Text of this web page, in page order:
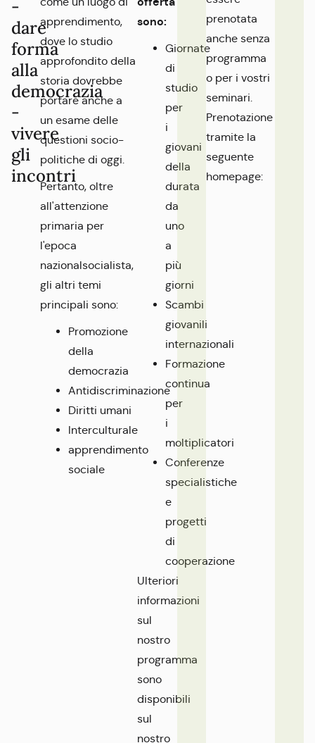
-
dare
forma
alla
democrazia
-
vivere
gli
incontri
apprendimento,
dove lo studio
approfondito della
storia dovrebbe
portare anche a
un esame delle
questioni socio-
politiche di oggi.
Pertanto, oltre
all'attenzione
primaria per
l'epoca
nazionalsocialista,
gli altri temi
principali sono:
Promozione
della
democrazia
Antidiscriminazione
Diritti umani
Interculturale
apprendimento
sociale
sono:
Giornate
di
studio
per
i
giovani
della
durata
da
uno
a
più
giorni
Scambi
giovanili
internazionali
Formazione
continua
per
i
moltiplicatori
Conferenze
specialistiche
e
progetti
di
cooperazione
Ulteriori
informazioni
sul
nostro
programma
sono
disponibili
sul
nostro
prenotata
anche senza
programma
o per i vostri
seminari.
Prenotazione
tramite la
seguente
homepage: